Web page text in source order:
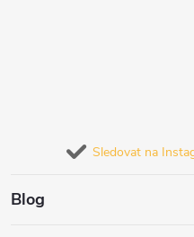
Sledovat na
Blog